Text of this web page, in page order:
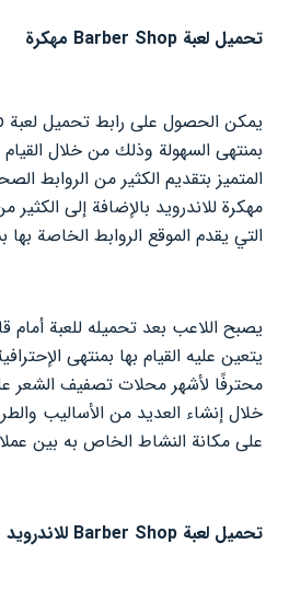
تحميل لعبة Barber Shop مهكرة
بمنتهى السهولة وذلك من خلال القيام
المتميز بتقديم الكثير من الروابط
مهكرة للاندرويد بالإضافة إلى الكثير
التي يقدم الموقع الروابط الخاصة
يصبح اللاعب بعد تحميله للعبة أمام
يتعين عليه القيام بها بمنتهى
محترفًا لأشهر محلات تصفيف الشعر
خلال إنشاء العديد من الأساليب
على مكانة النشاط الخاص به بين
تحميل لعبة Barber Shop للاندرويد